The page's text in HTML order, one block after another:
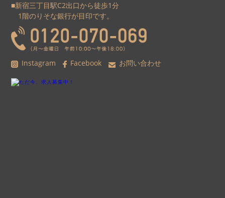
■新宿三丁目駅C2出口から徒歩1分
1階のりそな銀行が目印です。
Instagram Facebook お問い合わせ